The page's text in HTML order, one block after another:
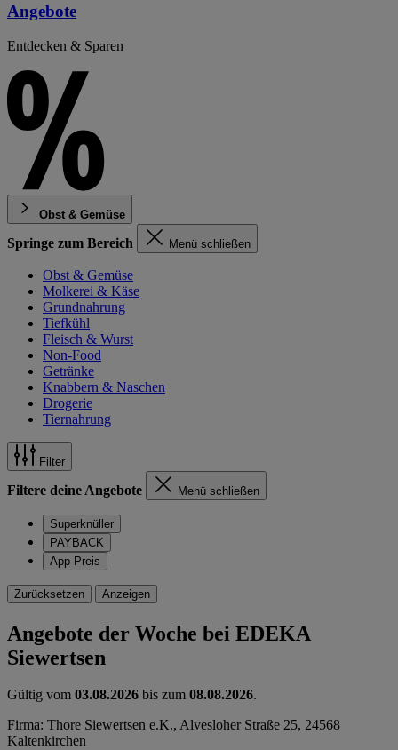
Angebote
Entdecken & Sparen
Obst & Gemüse
Springe zum Bereich Menü schließen
Obst & Gemüse
Molkerei & Käse
Grundnahrung
Tiefkühl
Fleisch & Wurst
Non-Food
Getränke
Knabbern & Naschen
Drogerie
Tiernahrung
Filter
Filtere deine Angebote Menü schließen
Superknüller
PAYBACK
App-Preis
Zurücksetzen Anzeigen
Angebote der Woche bei EDEKA
Siewertsen
Gültig vom 03.08.2026 bis zum 08.08.2026.
Firma: Thore Siewertsen e.K., Alvesloher Straße 25, 24568
Kaltenkirchen